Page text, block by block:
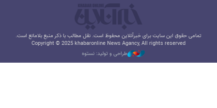
تمامی حقوق این سایت برای خبرآنلاین محفوظ است. نقل مطالب با ذکر منبع بلامانع است.
Copyright © 2025 khabaronline News Agancy, All rights reserved
طراحی و تولید: نستوه